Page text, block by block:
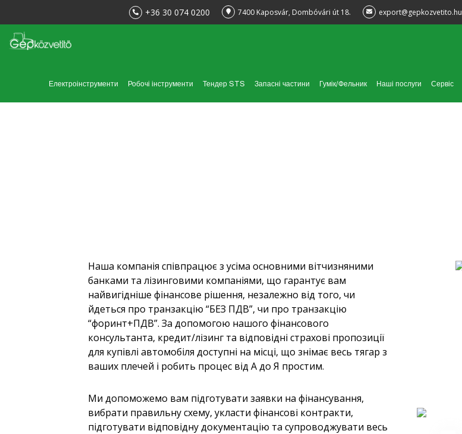
+36 30 074 0200 7400 Kaposvár, Dombóvári út 18. export@gepkozvetito.hu
Електроінструменти Робочі інструменти Тендер STS Запасні частини Гумік/Фельник Наші послуги Сервіс
Наша компанія співпрацює з усіма основними вітчизняними
банками та лізинговими компаніями, що гарантує вам
найвигідніше фінансове рішення, незалежно від того, чи
йдеться про транзакцію “БЕЗ ПДВ”, чи про транзакцію
“форинт+ПДВ”. За допомогою нашого фінансового
консультанта, кредит/лізинг та відповідні страхові пропозиції
для купівлі автомобіля доступні на місці, що знімає весь тягар з
ваших плечей і робить процес від А до Я простим.
Ми допоможемо вам підготувати заявки на фінансування,
вибрати правильну схему, укласти фінансові контракти,
підготувати відповідну документацію та супроводжувати весь